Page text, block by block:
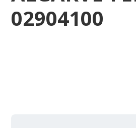
02904100